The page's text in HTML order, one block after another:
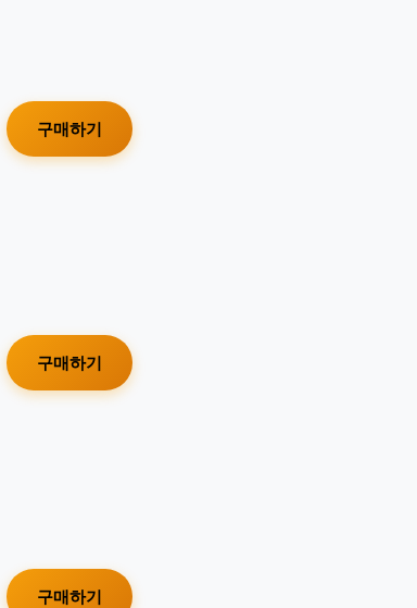
구매하기
구매하기
구매하기